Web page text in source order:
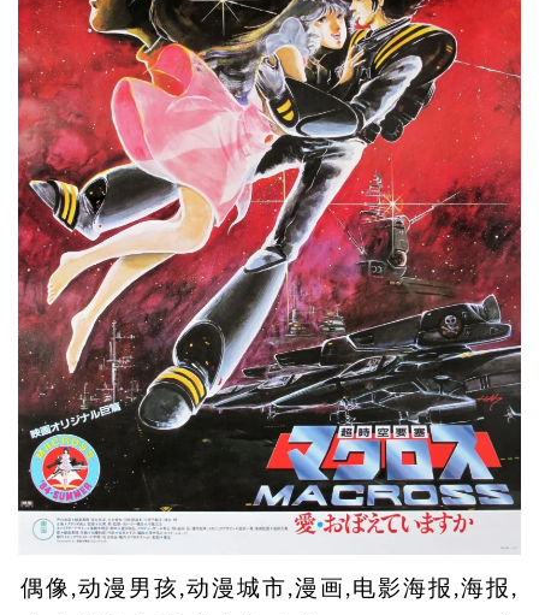
偶像,动漫男孩,动漫城市,漫画,电影海报,海报,